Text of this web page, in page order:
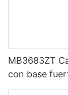
MB3683ZT
con base